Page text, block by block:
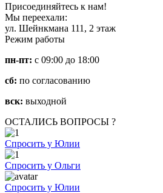
Присоединяйтесь к нам!
Мы переехали:
ул. Шейнкмана 111, 2 этаж
Режим работы
пн-пт: с 09:00 до 18:00
сб: по согласованию
вск: выходной
ОСТАЛИСЬ ВОПРОСЫ ?
Спросить у Юлии
Спросить у Ольги
Спросить у Юлии